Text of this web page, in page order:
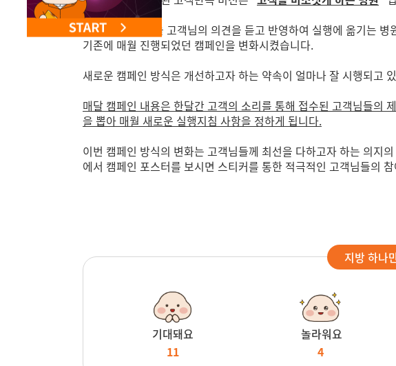
저희 365mc는 늘 고객님의 의견을 듣고 반영하여 실행에 옮기는 병
기존에 매월 진행되었던 캠페인을 변화시켰습니다.
새로운 캠페인 방식은 개선하고자 하는 약속이 얼마나 잘 시행되고
매달 캠페인 내용은 한달간 고객의 소리를 통해 접수된 고객님들의
을 뽑아 매월 새로운 실행지침 사항을 정하게 됩니다.
이번 캠페인 방식의 변화는 고객님들께 최선을 다하고자 하는 의지
에서 캠페인 포스터를 보시면 스티커를 통한 적극적인 고객님들의
지방 하나
기대돼요
11
놀라워요
4